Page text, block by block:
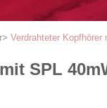
> Verdrahteter
SPL